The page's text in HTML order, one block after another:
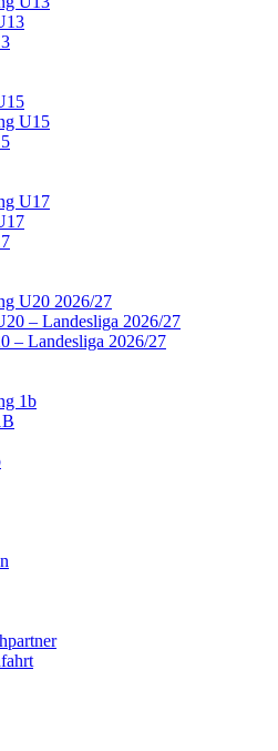
U15
U17
U20 2026/27
– Landesliga 2026/27
– Landesliga 2026/27
1b